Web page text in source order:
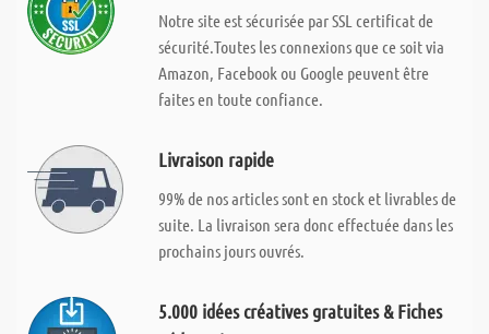
Notre site est sécurisée par SSL certificat de
sécurité.Toutes les connexions que ce soit via
Amazon, Facebook ou Google peuvent être
faites en toute confiance.
Livraison rapide
99% de nos articles sont en stock et livrables de
suite. La livraison sera donc effectuée dans les
prochains jours ouvrés.
5.000 idées créatives gratuites & Fiches